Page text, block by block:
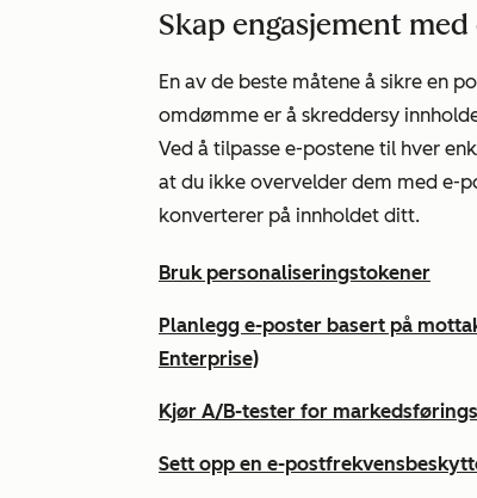
Skap engasjement
En av de beste måtene å sikre en
omdømme er å skreddersy
Ved å tilpasse e-postene til hver
at du ikke overvelder dem med e-
konverterer på innholdet ditt.
Bruk personaliseringstokener
Planlegg e-poster basert på
Enterprise)
Kjør A/B-tester for
Sett opp en e-